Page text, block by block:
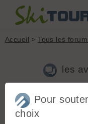
Accueil >Tous les
les
Pour
choix